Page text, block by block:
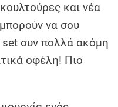
και νέα
να σου
συν πολλά ακόμη
οφέλη! Πιο